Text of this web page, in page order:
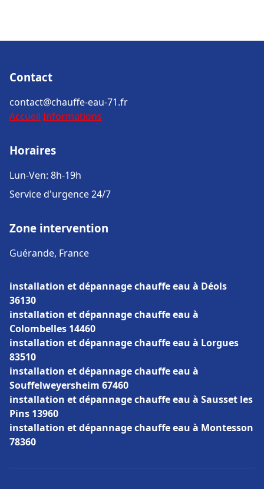
Contact
contact@chauffe-eau-71.fr
Accueil Informations
Horaires
Lun-Ven: 8h-19h
Service d'urgence 24/7
Zone intervention
Guérande, France
installation et dépannage chauffe eau à Déols
36130
installation et dépannage chauffe eau à
Colombelles 14460
installation et dépannage chauffe eau à Lorgues
83510
installation et dépannage chauffe eau à
Souffelweyersheim 67460
installation et dépannage chauffe eau à Sausset les
Pins 13960
installation et dépannage chauffe eau à Montesson
78360